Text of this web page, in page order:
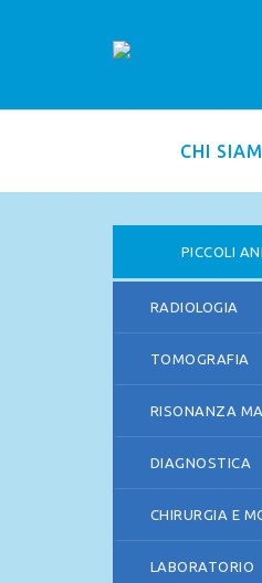
CHI
PICCOLI
RADIOLOGIA
TOMOGRAFIA
RISONANZA
DIAGNOSTICA
CHIRURGIA E
LABORATORIO